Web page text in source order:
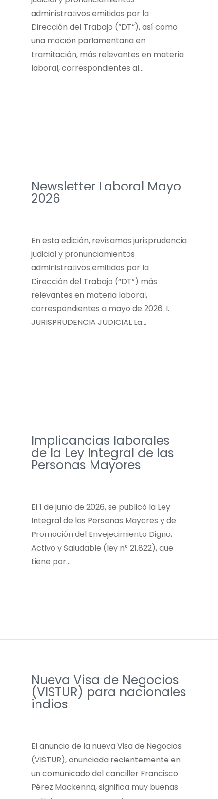
administrativos emitidos por la
Dirección del Trabajo (“DT”), así como
una moción parlamentaria en
tramitación, más relevantes en materia
laboral, correspondientes al…
Newsletter Laboral Mayo
2026
­En esta edición, revisamos jurisprudencia
judicial y pronunciamientos
administrativos emitidos por la
Dirección del Trabajo (“DT”) más
relevantes en materia laboral,
correspondientes a mayo de 2026. ­I.
JURISPRUDENCIA JUDICIAL La…
Implicancias laborales
de la Ley Integral de las
Personas Mayores
El 1 de junio de 2026, se publicó la Ley
Integral de las Personas Mayores y de
Promoción del Envejecimiento Digno,
Activo y Saludable (ley n° 21.822), que
tiene por…
Nueva Visa de Negocios
(VISTUR) para nacionales
indios
El anuncio de la nueva Visa de Negocios
(VISTUR), anunciada recientemente en
un comunicado del canciller Francisco
Pérez Mackenna, significa muy buenas